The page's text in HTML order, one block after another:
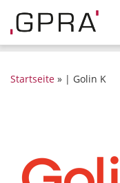
Startseite » | Golin K